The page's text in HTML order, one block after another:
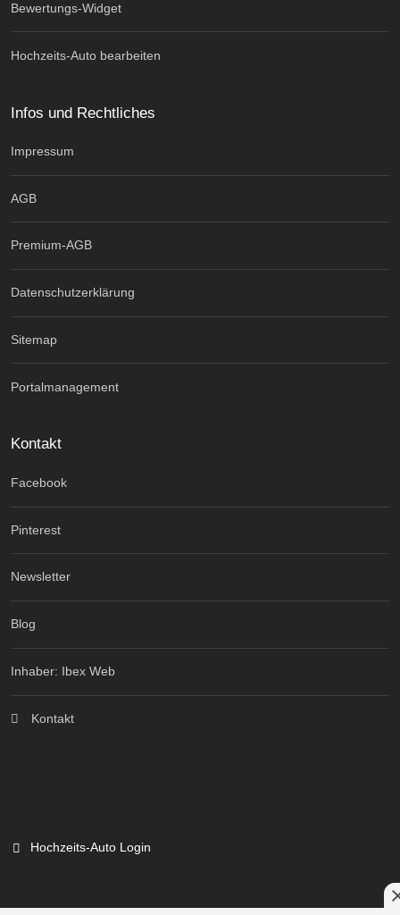
Bewertungs-Widget
Hochzeits-Auto bearbeiten
Infos und Rechtliches
Impressum
AGB
Premium-AGB
Datenschutzerklärung
Sitemap
Portalmanagement
Kontakt
Facebook
Pinterest
Newsletter
Blog
Inhaber: Ibex Web
Kontakt
Hochzeits-Auto Login